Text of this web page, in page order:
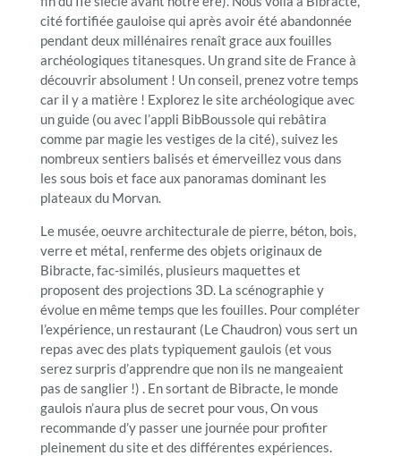
cité fortifiée gauloise qui après avoir été abandonnée
pendant deux millénaires renaît grace aux fouilles
archéologiques titanesques. Un grand site de France à
découvrir absolument ! Un conseil, prenez votre temps
car il y a matière ! Explorez le site archéologique avec
un guide (ou avec l’appli BibBoussole qui rebâtira
comme par magie les vestiges de la cité), suivez les
nombreux sentiers balisés et émerveillez vous dans
les sous bois et face aux panoramas dominant les
plateaux du Morvan.
Le musée, oeuvre architecturale de pierre, béton, bois,
verre et métal, renferme des objets originaux de
Bibracte, fac-similés, plusieurs maquettes et
proposent des projections 3D. La scénographie y
évolue en même temps que les fouilles. Pour compléter
l’expérience, un restaurant (Le Chaudron) vous sert un
repas avec des plats typiquement gaulois (et vous
serez surpris d’apprendre que non ils ne mangeaient
pas de sanglier !) . En sortant de Bibracte, le monde
gaulois n’aura plus de secret pour vous, On vous
recommande d’y passer une journée pour profiter
pleinement du site et des différentes expériences.